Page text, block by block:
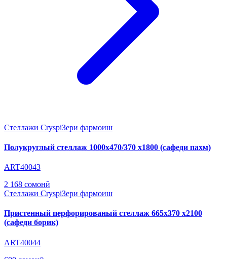
Стеллажи CryspiЗери фармоиш
Полукруглый стеллаж 1000х470/370 х1800 (сафеди пахм)
ART40043
2 168 сомонӣ
Стеллажи CryspiЗери фармоиш
Пристенный перфорированый стеллаж 665х370 х2100
(сафеди борик)
ART40044